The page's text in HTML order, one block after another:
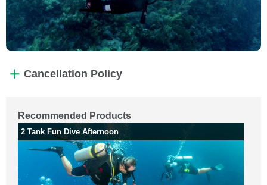
Cancellation Policy
Recommended Products
2 Tank Fun Dive Afternoon